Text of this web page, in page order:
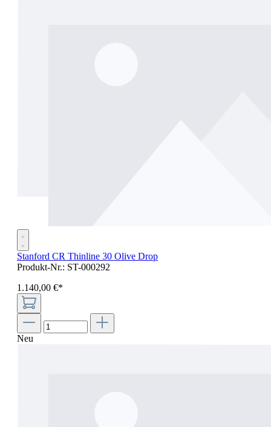
Stanford CR Thinline 30 Olive Drop
Produkt-Nr.: ST-000292
1.140,00 €*
Neu